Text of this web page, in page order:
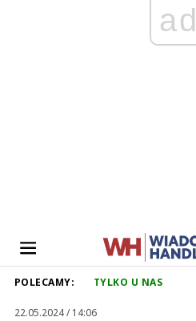
ad
POLECAMY: TYLKO U NAS
22.05.2024 / 14:06